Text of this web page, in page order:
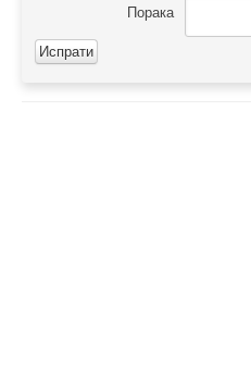
Порака